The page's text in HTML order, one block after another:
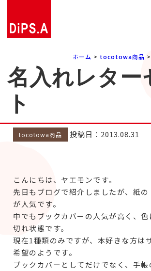
ホーム > tocotowa商品
名入れレター
ト
tocotowa商品 投稿日：2013.08.31
こんにちは、ヤエモンです。
先日もブログで紹介しましたが、紙の
が人気です。
中でもブックカバーの人気が高く、色
切れ状態です。
現在1種類のみですが、本好きな方は
希望のようです。
ブックカバーとしてだけでなく、手帳